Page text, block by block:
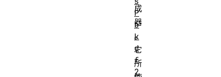
成
器
。
它
所
P
b
k
d
f
2